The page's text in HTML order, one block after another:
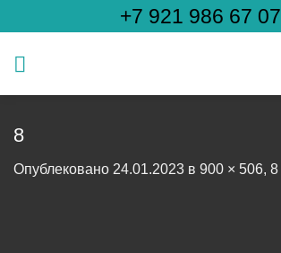
to
content
+7 921 986 67 07
8
Опублековано 24.01.2023 в 900 × 506, 8